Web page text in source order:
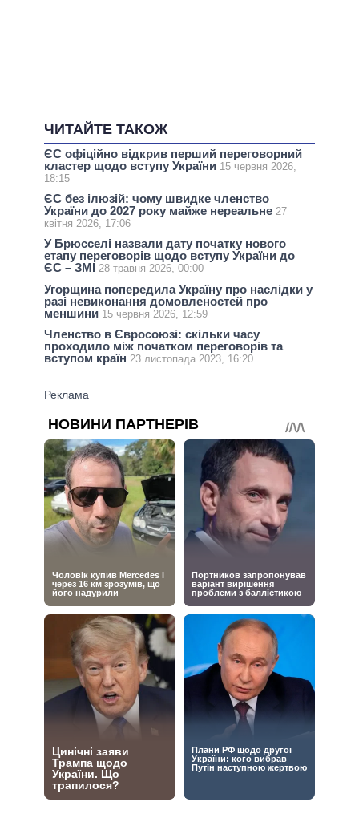
ЧИТАЙТЕ ТАКОЖ
ЄС офіційно відкрив перший переговорний
кластер щодо вступу України 15 червня 2026,
18:15
ЄС без ілюзій: чому швидке членство
України до 2027 року майже нереальне 27
квітня 2026, 17:06
У Брюсселі назвали дату початку нового
етапу переговорів щодо вступу України до
ЄС – ЗМІ 28 травня 2026, 00:00
Угорщина попередила Україну про наслідки у
разі невиконання домовленостей про
меншини 15 червня 2026, 12:59
Членство в Євросоюзі: скільки часу
проходило між початком переговорів та
вступом країн 23 листопада 2023, 16:20